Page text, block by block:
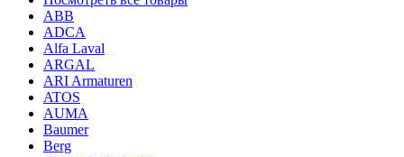
ABB
ADCA
Alfa Laval
ARGAL
ARI Armaturen
ATOS
AUMA
Baumer
Berg